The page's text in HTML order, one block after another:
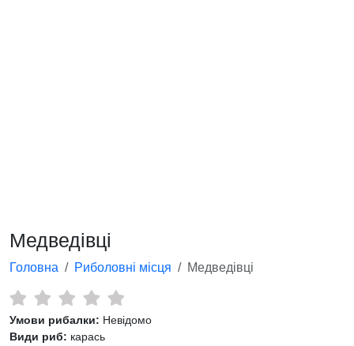
Медведівці
Головна Риболовні місця Медведівці
Умови рибалки: Невідомо
Види риб: карась